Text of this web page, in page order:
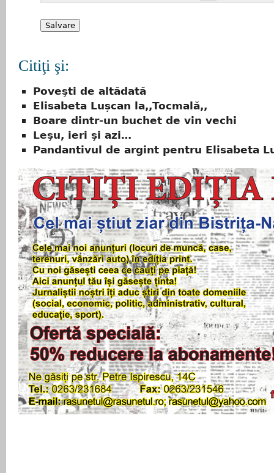
Citiţi şi:
Poveşti de altădată
Elisabeta Lușcan la,,Tocmală,,
Boare dintr-un buchet de vin vechi
Leşu, ieri şi azi…
Pandantivul de argint pentru Elisabeta